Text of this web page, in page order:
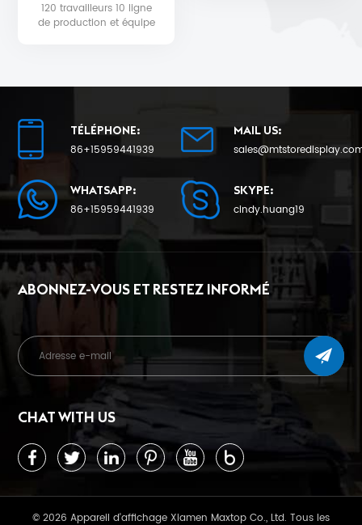
120 travailleurs 10 ligne
de production et équipe
TÉLÉPHONE:
86+15959441939
MAIL US:
WHATSAPP:
86+15959441939
SKYPE:
cindy.huang19
ABONNEZ-VOUS ET RESTEZ INFORMÉ
CHAT WITH US
© 2026 Appareil d'affichage Xiamen Maxtop Co., Ltd. Tous les